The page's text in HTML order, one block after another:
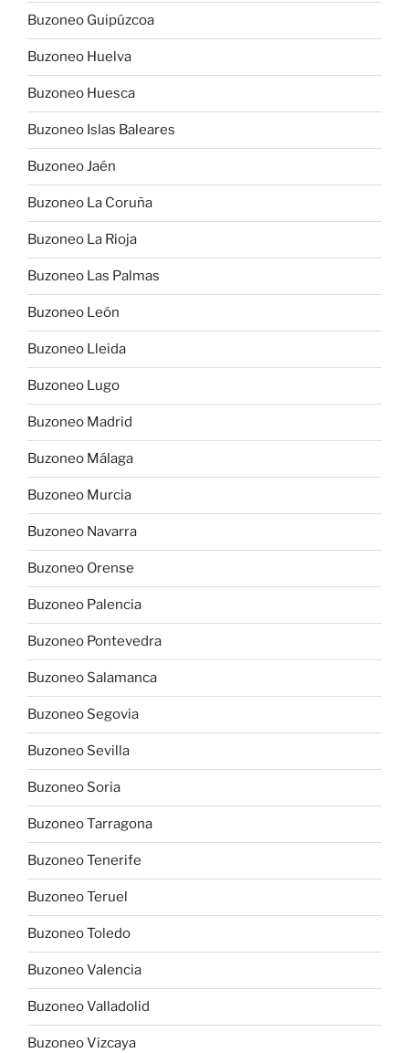
Buzoneo Guipúzcoa
Buzoneo Huelva
Buzoneo Huesca
Buzoneo Islas Baleares
Buzoneo Jaén
Buzoneo La Coruña
Buzoneo La Rioja
Buzoneo Las Palmas
Buzoneo León
Buzoneo Lleida
Buzoneo Lugo
Buzoneo Madrid
Buzoneo Málaga
Buzoneo Murcia
Buzoneo Navarra
Buzoneo Orense
Buzoneo Palencia
Buzoneo Pontevedra
Buzoneo Salamanca
Buzoneo Segovia
Buzoneo Sevilla
Buzoneo Soria
Buzoneo Tarragona
Buzoneo Tenerife
Buzoneo Teruel
Buzoneo Toledo
Buzoneo Valencia
Buzoneo Valladolid
Buzoneo Vizcaya